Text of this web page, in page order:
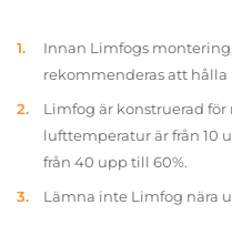
Innan Limfogs
rekommenderas att
Limfog är konstruerad
lufttemperatur är från 10
från 40 upp till 60%.
Lämna inte Limfog nära